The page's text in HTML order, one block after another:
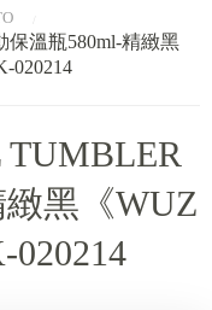
溫瓶580ml-精緻黑
020214
黑《WUZ
020214